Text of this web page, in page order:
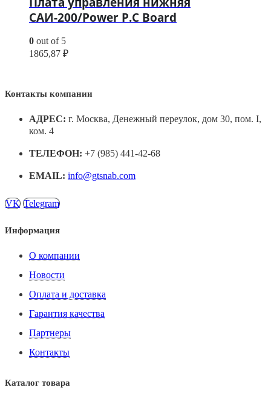
САИ-200/Power P.C Board
0 out of 5
1865,87 ₽
Контакты компании
АДРЕС: г. Москва, Денежный переулок, дом 30, пом. I,
ком. 4
ТЕЛЕФОН: +7 (985) 441-42-68
EMAIL: info@gtsnab.com
VK Telegram
Информация
О компании
Новости
Оплата и доставка
Гарантия качества
Партнеры
Контакты
Каталог товара